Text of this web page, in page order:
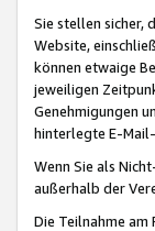
Sie stellen sicher,
Website,
können etwaige
jeweiligen
Genehmigungen
hinterlegte E-
Wenn Sie als
außerhalb der
Die Teilnahme